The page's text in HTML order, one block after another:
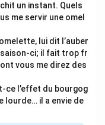
et dedévouement.
and
un instant. Quels
me servir une omel
lui dit l’auber
ci; il fait trop fr
vous me direz des
ce l’effet du bourgog
lourde… il a envie de